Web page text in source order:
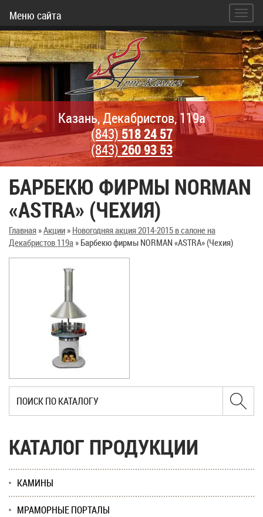
Меню сайта
Казань, Декабристов, 119а
(843)518 24 57
(843)260 93 53
БАРБЕКЮ ФИРМЫ NORMAN
«ASTRA» (ЧЕХИЯ)
Главная»Акции» Новогодняя акция 2014-2015 в салоне на
Декабристов 119а» Барбекю фирмы NORMAN «ASTRA» (Чехия)
КАТАЛОГ ПРОДУКЦИИ
КАМИНЫ
МРАМОРНЫЕ ПОРТАЛЫ